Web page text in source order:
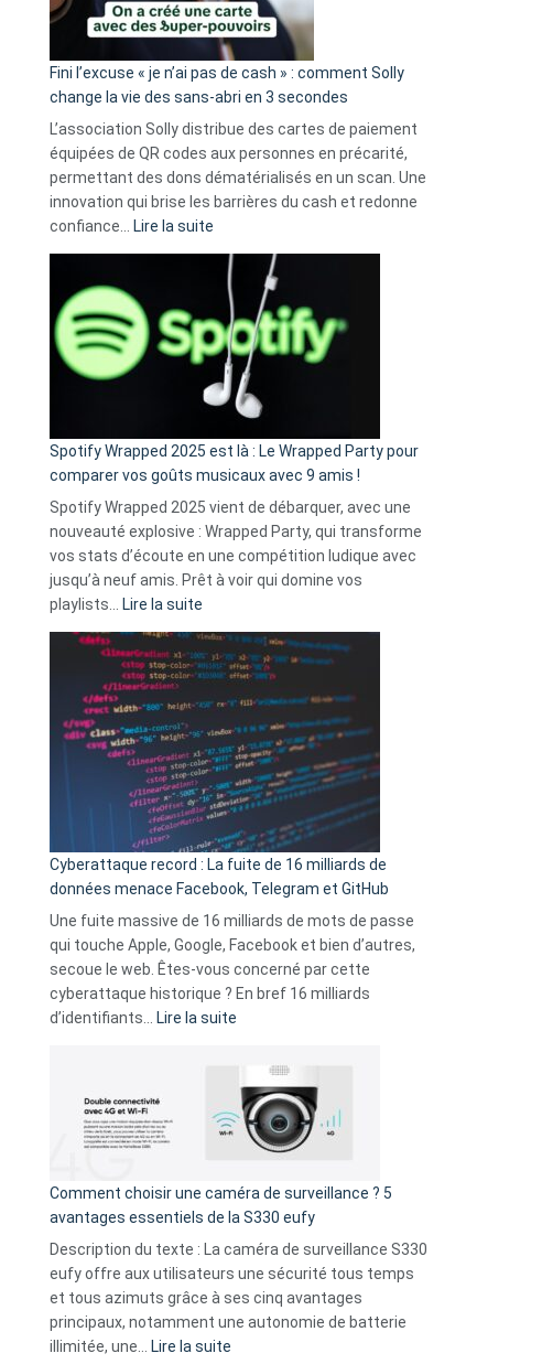
Fini l’excuse « je n’ai pas de cash » : comment Solly
change la vie des sans-abri en 3 secondes
L’association Solly distribue des cartes de paiement
équipées de QR codes aux personnes en précarité,
permettant des dons dématérialisés en un scan. Une
innovation qui brise les barrières du cash et redonne
confiance… Lire la suite
Fini
l’excuse
je
n’ai
pas
de
cash
»
Solly
change
la
vie
sans-
abri
en
3
secondes
Spotify Wrapped 2025 est là : Le Wrapped Party pour
comparer vos goûts musicaux avec 9 amis !
Spotify Wrapped 2025 vient de débarquer, avec une
nouveauté explosive : Wrapped Party, qui transforme
vos stats d’écoute en une compétition ludique avec
jusqu’à neuf amis. Prêt à voir qui domine vos
playlists… Lire la suite
Spotify
Wrapped
2025
est
:
Le
Wrapped
Party
pour
comparer
vos
goûts
musicaux
avec
9
amis
Cyberattaque record : La fuite de 16 milliards de
données menace Facebook, Telegram et GitHub
Une fuite massive de 16 milliards de mots de passe
qui touche Apple, Google, Facebook et bien d’autres,
secoue le web. Êtes-vous concerné par cette
cyberattaque historique ? En bref 16 milliards
d’identifiants… Lire la suite
record
La
fuite
16
milliards
données
menace
Facebook,
Telegram
Comment choisir une caméra de surveillance ? 5
avantages essentiels de la S330 eufy
Description du texte : La caméra de surveillance S330
eufy offre aux utilisateurs une sécurité tous temps
et tous azimuts grâce à ses cinq avantages
principaux, notamment une autonomie de batterie
illimitée, une… Lire la suite